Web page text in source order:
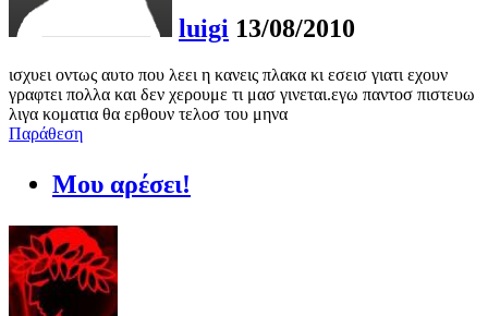
luigi 13/08/2010
ισχυει οντως αυτο που λεει η κανεις πλακα κι εσεισ γιατι εχουν
γραφτει πολλα και δεν χερουμε τι μασ γινεται.εγω παντοσ πιστευω
λιγα κοματια θα ερθουν τελοσ του μηνα
Παράθεση
Μου αρέσει!